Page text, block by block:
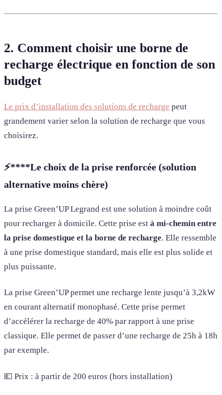
2. Comment choisir une borne de
recharge électrique en fonction de son
budget
Le prix d’installation des solutions de recharge peut
grandement varier selon la solution de recharge que vous
choisirez.
⚡️****Le choix de la prise renforcée (solution
alternative moins chère)
La prise Green’UP Legrand est une solution à moindre coût
pour recharger à domicile. Cette prise est à mi-chemin entre
la prise domestique et la borne de recharge. Elle ressemble
à une prise domestique standard, mais elle est plus solide et
plus puissante.
La prise Green’UP permet une recharge lente jusqu’à 3,2kW
en courant alternatif monophasé. Cette prise permet
d’accélérer la recharge de 40% par rapport à une prise
classique. Elle permet de passer d’une recharge de 25h à 18h
par exemple.
💶 Prix : à partir de 200 euros (hors installation)